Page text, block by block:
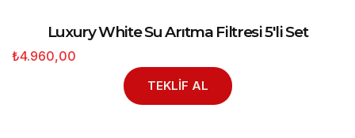
Luxury White Su Arıtma Filtresi 5'li Set
₺4.960,00
TEKLİF AL